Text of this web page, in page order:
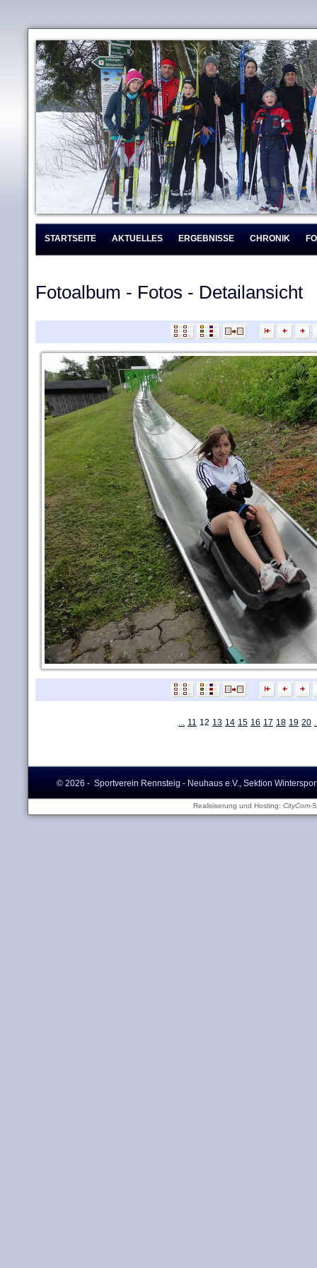
STARTSEITE AKTUELLES ERGEBNISSE CHRONIK
Fotoalbum - Fotos - Detailansicht
... 11 12 13 14 15 16 17 18 19 20
© 2026 - Sportverein Rennsteig - Neuhaus e.V., Sektion
Realisiserung und Hosting: CityCom-